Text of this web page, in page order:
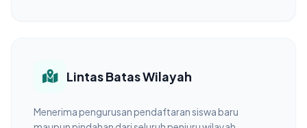
Lintas Batas Wilayah
Menerima pengurusan pendaftaran siswa baru